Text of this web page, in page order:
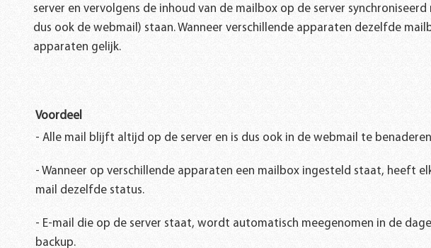
server en vervolgens de inhoud van de mailbox op de server
dus ook de webmail) staan. Wanneer verschillende apparaten dezelfde
apparaten gelijk.
Voordeel
- Alle mail blijft altijd op de server en is dus ook in de webmail te
- Wanneer op verschillende apparaten een mailbox ingesteld staat, heeft
mail dezelfde status.
- E-mail die op de server staat, wordt automatisch meegenomen in de
backup.